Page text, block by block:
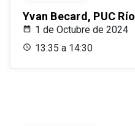
Yvan Becard, PUC Río
1 de Octubre de 2024
13:35 a 14:30